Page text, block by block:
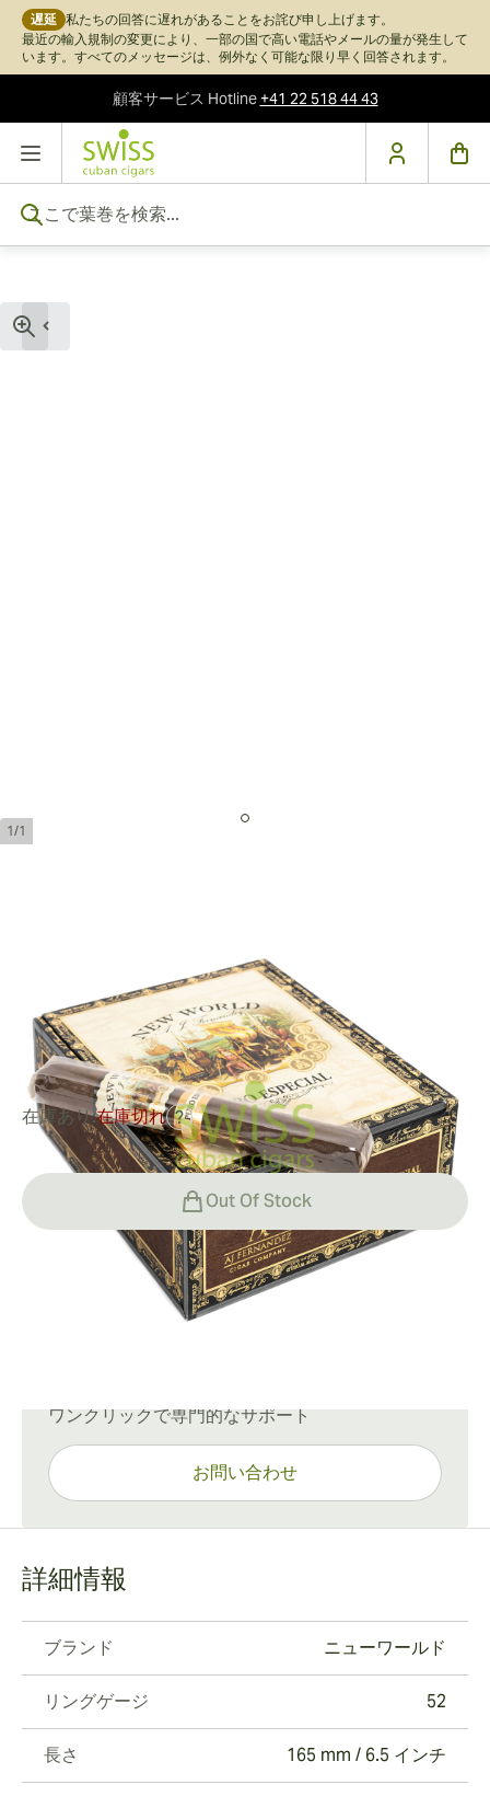
遅延 私たちの回答に遅れがあることをお詫び申し上げます。
最近の輸入規制の変更により、一部の国で高い電話やメールの量が発生して
います。すべてのメッセージは、例外なく可能な限り早く回答されます。
顧客サービス Hotline+41 22 518 44 43
コンテンツにスキップ
1/1
リングゲージ:52
165 mm / 6.5 インチ
0レビュー
在庫あり:在庫切れ ?
Out Of Stock
ワンクリックで専門的なサポート
お問い合わせ
詳細情報
ブランド ニューワールド
リングゲージ 52
長さ 165 mm / 6.5 インチ